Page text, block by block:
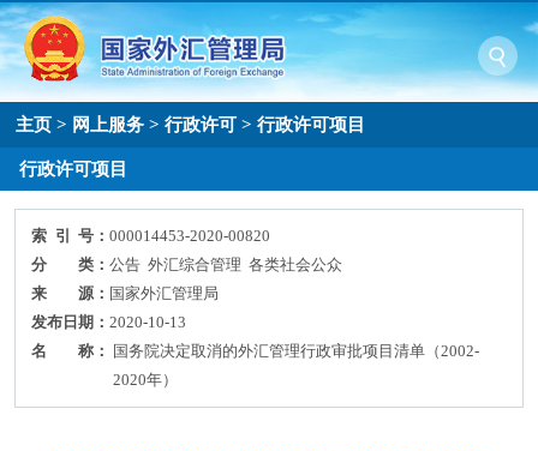
主页 > 网上服务 >行政许可 >行政许可项目
行政许可项目
索 引 号：000014453-2020-00820
分 类：公告 外汇综合管理 各类社会公众
来 源： 国家外汇管理局
发布日期：2020-10-13
名 称：
国务院决定取消的外汇管理行政审批项目清单（2002-
2020年）